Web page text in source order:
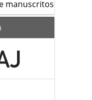
manuscritos